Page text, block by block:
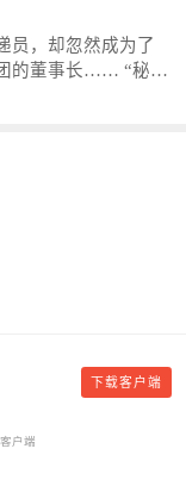
泣神哭。 本
是真事儿，想要对
微信公众号：
公众
员，却忽然成为了
董事长…… “秘
行标准！” “好
下载客户端
客户端